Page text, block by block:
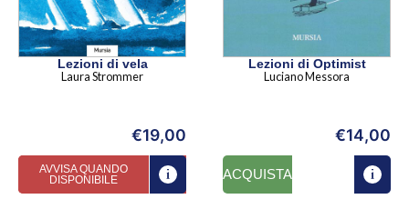
Lezioni di vela
Laura Strommer
€19,00
AVVISA QUANDO
DISPONIBILE
Lezioni di Optimist
Luciano Messora
€14,00
ACQUISTA